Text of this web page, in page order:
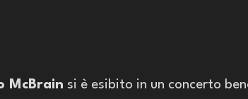
McBrain si è esibito in un concerto